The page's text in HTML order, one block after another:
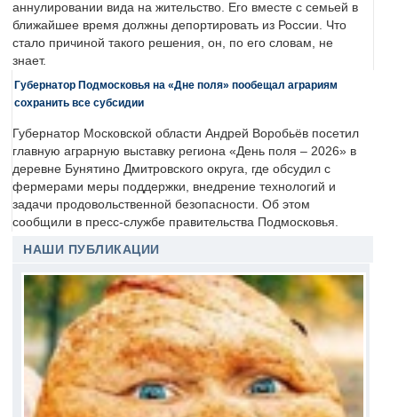
аннулировании вида на жительство. Его вместе с семьей в
ближайшее время должны депортировать из России. Что
стало причиной такого решения, он, по его словам, не
знает.
Губернатор Подмосковья на «Дне поля» пообещал аграриям
сохранить все субсидии
Губернатор Московской области Андрей Воробьёв посетил
главную аграрную выставку региона «День поля – 2026» в
деревне Бунятино Дмитровского округа, где обсудил с
фермерами меры поддержки, внедрение технологий и
задачи продовольственной безопасности. Об этом
сообщили в пресс-службе правительства Подмосковья.
НАШИ ПУБЛИКАЦИИ